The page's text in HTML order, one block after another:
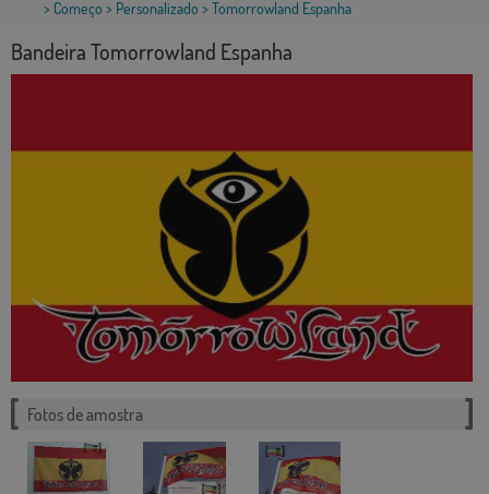
> Começo > Personalizado > Tomorrowland Espanha
Bandeira Tomorrowland Espanha
Fotos de amostra